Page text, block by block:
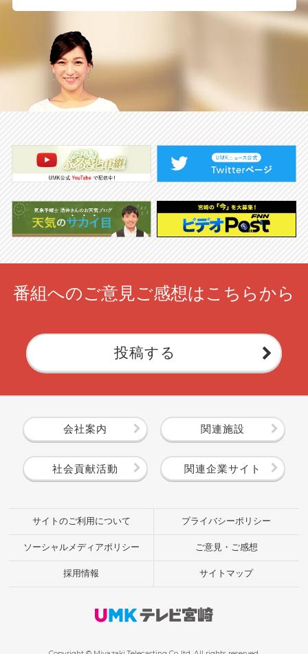
番組へのご意見ご感想はこちらから
投稿する
会社案内 関連施設
社会貢献活動 関連企業サイト
サイトのご利用について プライバシーポリシー
ソーシャルメディアポリシー ご意見・ご感想
採用情報 サイトマップ